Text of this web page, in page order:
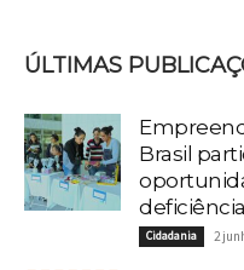
ÚLTIMAS
Brasil
deficiência
Cidadania 2